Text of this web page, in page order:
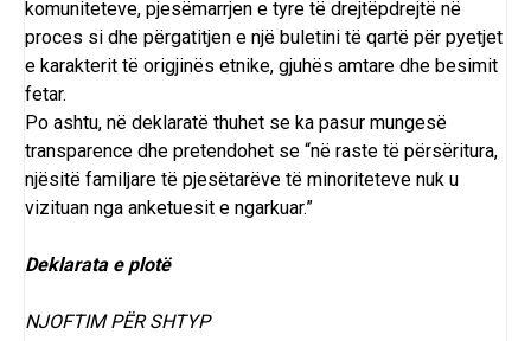
komuniteteve, pjesëmarrjen e tyre të drejtëpdrejtë në
proces si dhe përgatitjen e një buletini të qartë për pyetjet
e karakterit të origjinës etnike, gjuhës amtare dhe besimit
fetar.
Po ashtu, në deklaratë thuhet se ka pasur mungesë
transparence dhe pretendohet se “në raste të përsëritura,
njësitë familjare të pjesëtarëve të minoriteteve nuk u
vizituan nga anketuesit e ngarkuar.”
Deklarata e plotë
NJOFTIM PËR SHTYP